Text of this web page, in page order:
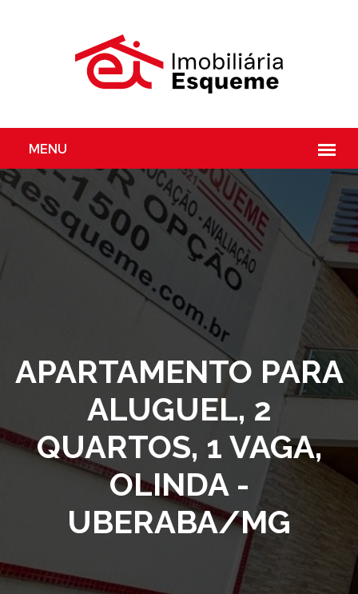
APARTAMENTO PARA
ALUGUEL, 2
QUARTOS, 1 VAGA,
OLINDA -
UBERABA/MG